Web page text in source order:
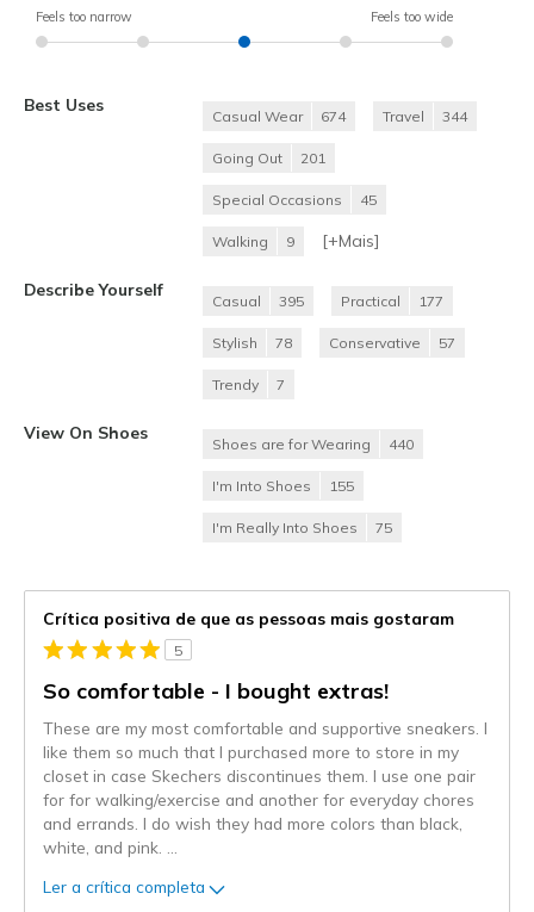
Feels too narrow Feels too wide
Best Uses
Casual Wear 674 Travel 344
Going Out 201
Special Occasions 45
Walking 9 [+Mais]
Describe Yourself
Casual 395 Practical 177
Stylish 78 Conservative 57
Trendy 7
View On Shoes
Shoes are for Wearing 440
I'm Into Shoes 155
I'm Really Into Shoes 75
Crítica positiva de que as pessoas mais gostaram
5
So comfortable - I bought extras!
These are my most comfortable and supportive sneakers. I
like them so much that I purchased more to store in my
closet in case Skechers discontinues them. I use one pair
for for walking/exercise and another for everyday chores
and errands. I do wish they had more colors than black,
white, and pink.
Ler a crítica completa